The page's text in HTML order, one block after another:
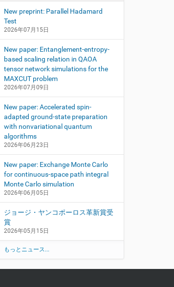
New preprint: Parallel Hadamard
Test
2026年07月15日
New paper: Entanglement-entropy-
based scaling relation in QAOA
tensor network simulations for the
MAXCUT problem
2026年07月09日
New paper: Accelerated spin-
adapted ground-state preparation
with nonvariational quantum
algorithms
2026年06月23日
New paper: Exchange Monte Carlo
for continuous-space path integral
Monte Carlo simulation
2026年06月05日
ジョージ・ヤンコポーロス革新賞受
賞
2026年05月15日
もっとニュース...